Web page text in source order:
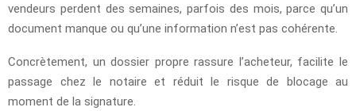
vendeurs perdent des semaines, parfois des mois, parce qu’un
document manque ou qu’une information n’est pas cohérente.
Concrètement, un dossier propre rassure l’acheteur, facilite le
passage chez le notaire et réduit le risque de blocage au
moment de la signature.